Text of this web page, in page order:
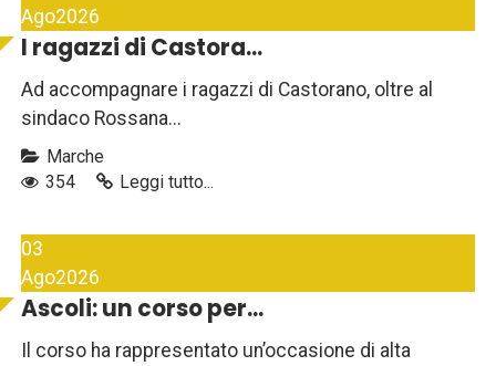
Ago2026
I ragazzi di Castora...
Ad accompagnare i ragazzi di Castorano, oltre al
sindaco Rossana...
Marche
354
Leggi tutto...
03
Ago2026
Ascoli: un corso per...
Il corso ha rappresentato un’occasione di alta